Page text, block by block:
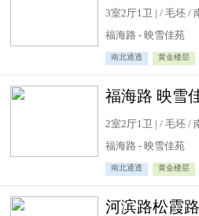
3室2厅1卫 | / 毛坯 /
福海路 - 映雪佳苑
南北通透 黄金楼层
2室2厅1卫 | / 毛坯 /
福海路 - 映雪佳苑
南北通透 黄金楼层